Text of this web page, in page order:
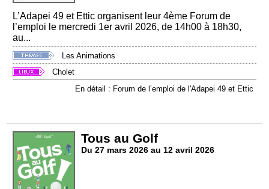
L’Adapei 49 et Ettic organisent leur 4ème Forum de
l’emploi le mercredi 1er avril 2026, de 14h00 à 18h30,
au...
Les Animations
Cholet
En détail : Forum de l’emploi de l'Adapei 49 et Ettic
Tous au Golf
Du 27 mars 2026 au 12 avril 2026